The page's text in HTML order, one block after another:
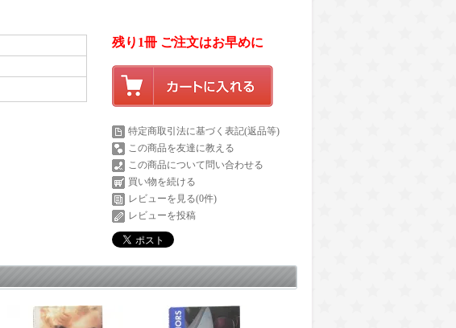
残り1冊 ご注文はお早めに
特定商取引法に基づく表記(返品等)
この商品を友達に教える
この商品について問い合わせる
買い物を続ける
レビューを見る(0件)
レビューを投稿